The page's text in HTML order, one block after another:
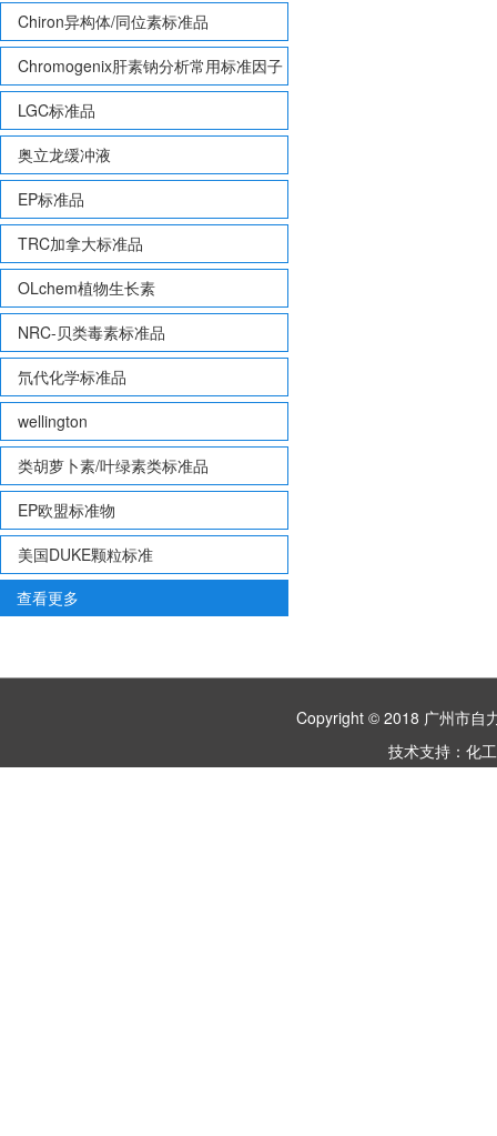
Chiron异构体/同位素标准品
Chromogenix肝素钠分析常用标准因子
LGC标准品
奥立龙缓冲液
EP标准品
TRC加拿大标准品
OLchem植物生长素
NRC-贝类毒素标准品
氘代化学标准品
wellington
类胡萝卜素/叶绿素类标准品
EP欧盟标准物
美国DUKE颗粒标准
查看更多
Copyright © 2018 广州市
技术支持： 化